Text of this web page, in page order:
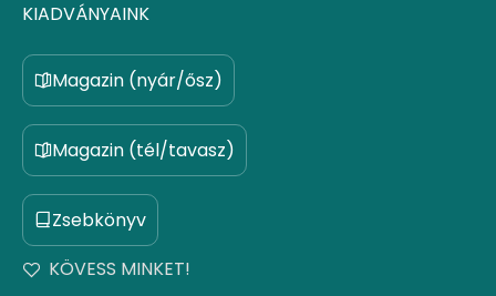
KIADVÁNYAINK
Magazin (nyár/ősz)
Magazin (tél/tavasz)
Zsebkönyv
KÖVESS MINKET!